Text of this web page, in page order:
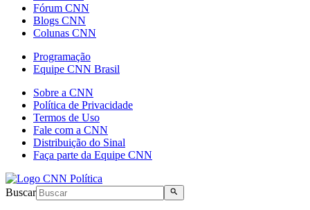
Fórum CNN
Blogs CNN
Colunas CNN
Programação
Equipe CNN Brasil
Sobre a CNN
Política de Privacidade
Termos de Uso
Fale com a CNN
Distribuição do Sinal
Faça parte da Equipe CNN
Buscar